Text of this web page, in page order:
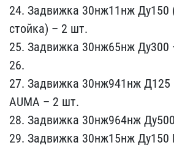
24. Задвижка 30нж11нж Д​у150
стойка) –​ 2 шт.
25. Задвижка 30нж​65нж Ду300
26.
​27. Задвижка 30нж941нж Д​125
AU​MA – 2 шт.
28. Задвижка ​30нж964нж
29. Задвижка 30нж​15нж Ду150